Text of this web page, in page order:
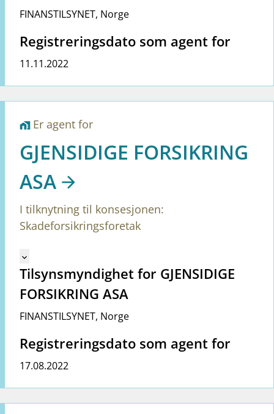
FINANSTILSYNET, Norge
Registreringsdato som agent for
11.11.2022
home_work Er agent for
GJENSIDIGE FORSIKRING
ASA
I tilknytning til konsesjonen:
Skadeforsikringsforetak
Mangler tekst for vreg.ShowMoreInformation (no)
keyboard_arrow_down
Tilsynsmyndighet for GJENSIDIGE
FORSIKRING ASA
FINANSTILSYNET, Norge
Registreringsdato som agent for
17.08.2022